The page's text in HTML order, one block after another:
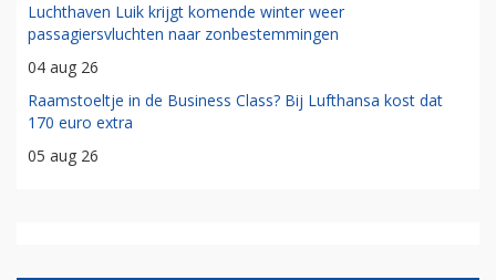
Luchthaven Luik krijgt komende winter weer
passagiersvluchten naar zonbestemmingen
04 aug 26
Raamstoeltje in de Business Class? Bij Lufthansa kost dat
170 euro extra
05 aug 26